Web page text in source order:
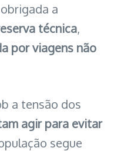
a
técnica,
por viagens não
a tensão dos
agir para evitar
segue